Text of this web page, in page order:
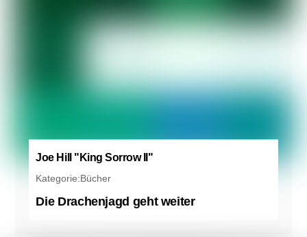
Joe Hill "King Sorrow II"
Kategorie:Bücher
Die Drachenjagd geht weiter